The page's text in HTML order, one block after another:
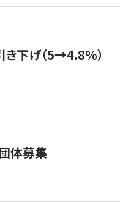
下げ（5→4.8%）
体募集